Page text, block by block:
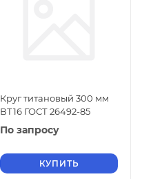
Круг титановый 300 мм
ВТ16 ГОСТ 26492-85
По запросу
КУПИТЬ